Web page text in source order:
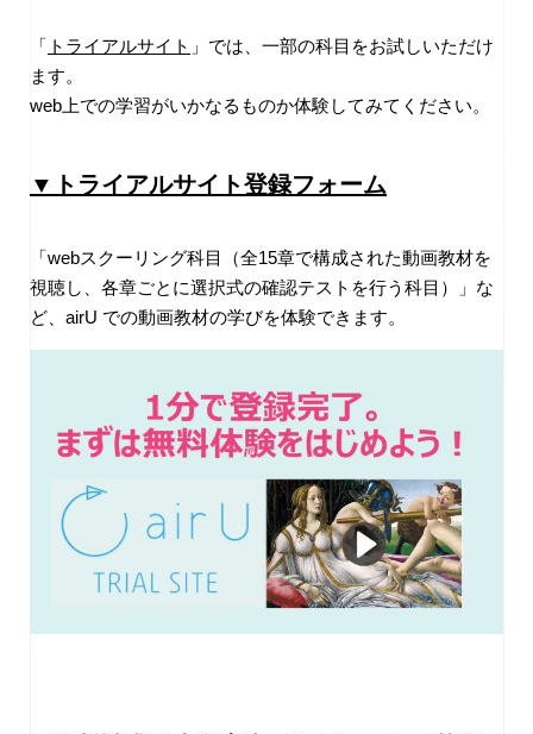
「 トライアルサイト 」では、一部の科目をお試しいただけ
ます。
web上での学習がいかなるものか体験してみてください。
▼トライアルサイト登録フォーム
「webスクーリング科目（全15章で構成された動画教材を
視聴し、 各章ごとに選択式の確認テストを行う科目）」な
ど、airU での動画教材の学びを体験できます。